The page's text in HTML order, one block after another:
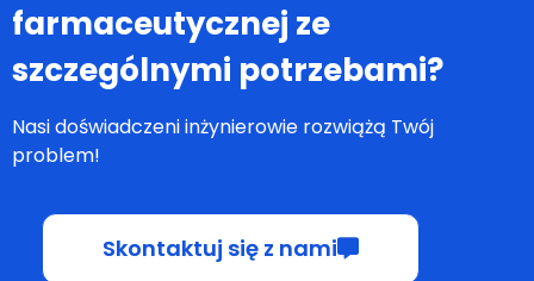
farmaceutycznej ze
szczególnymi potrzebami?
Nasi doświadczeni inżynierowie rozwiążą Twój
problem!
Skontaktuj się z nami